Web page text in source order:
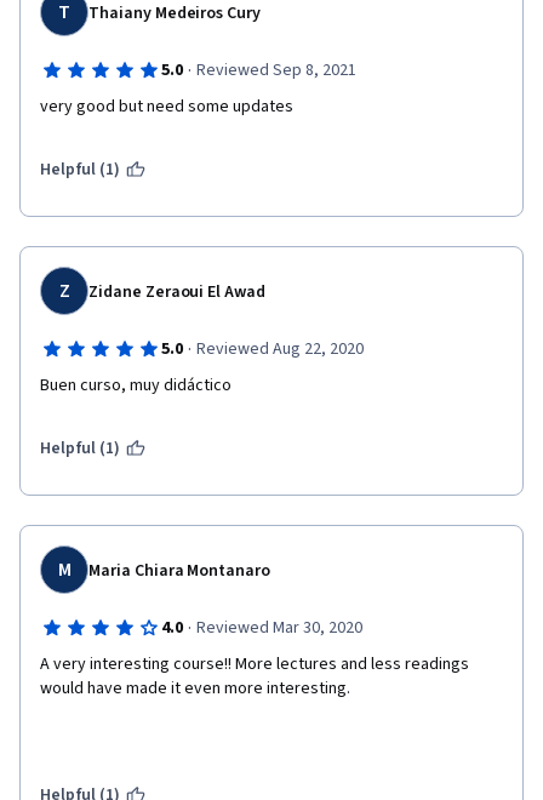
T Thaiany Medeiros Cury
5.0 · Reviewed Sep 8, 2021
very good but need some updates
Helpful (1)
Z Zidane Zeraoui El Awad
5.0 · Reviewed Aug 22, 2020
Buen curso, muy didáctico
Helpful (1)
M Maria Chiara Montanaro
4.0 · Reviewed Mar 30, 2020
A very interesting course!! More lectures and less readings
would have made it even more interesting.
Helpful (1)